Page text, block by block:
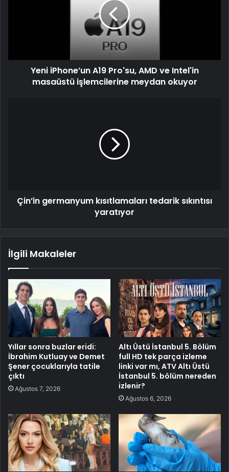
Yeni iPhone’un A19 Pro'su, AMD ve Intel'in
masaüstü işlemcilerine meydan okuyor
Çin’in germanyum kısıtlamaları tedarik sıkıntısı
yaratıyor
İlgili Makaleler
Yıllar sonra buzlar eridi:
İbrahim Kutluay ve Demet
Şener çocuklarıyla tatile
çıktı
Ağustos 7, 2026
Altı Üstü İstanbul 5. Bölüm
full HD tek parça izleme
linki var mı, ATV Altı Üstü
İstanbul 5. bölüm nereden
izlenir?
Ağustos 6, 2026